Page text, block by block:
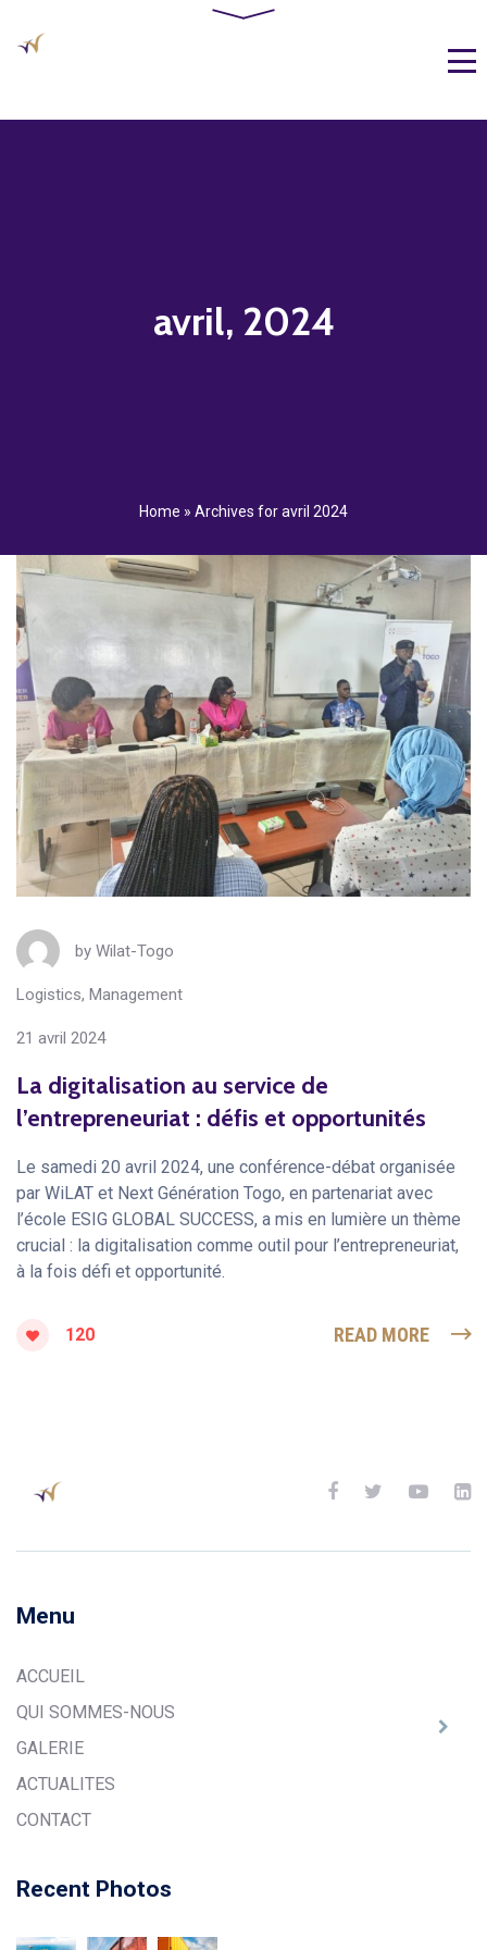
avril, 2024
Home » Archives for avril 2024
by Wilat-Togo
Logistics, Management
21 avril 2024
La digitalisation au service de
l’entrepreneuriat : défis et opportunités
Le samedi 20 avril 2024, une conférence-débat organisée
par WiLAT et Next Génération Togo, en partenariat avec
l’école ESIG GLOBAL SUCCESS, a mis en lumière un thème
crucial : la digitalisation comme outil pour l’entrepreneuriat,
à la fois défi et opportunité.
120 READ MORE
Menu
ACCUEIL
QUI SOMMES-NOUS
GALERIE
ACTUALITES
CONTACT
Recent Photos